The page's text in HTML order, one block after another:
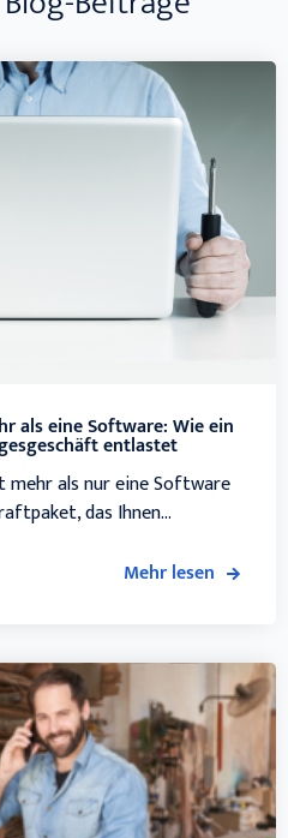
als eine Software: Wie ein
entlastet
mehr als nur eine Software
das Ihnen...
Mehr lesen